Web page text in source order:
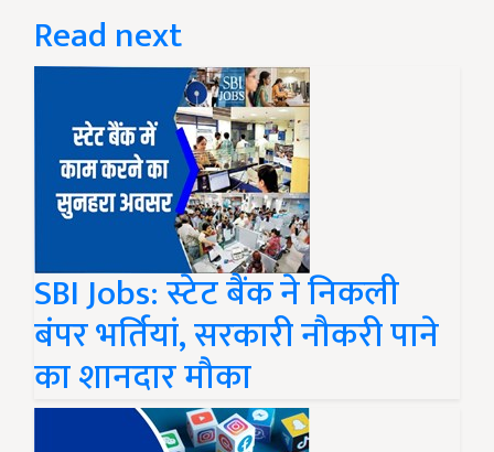
Read next
SBI Jobs: स्टेट बैंक ने निकली
बंपर भर्तियां, सरकारी नौकरी पाने
का शानदार मौका